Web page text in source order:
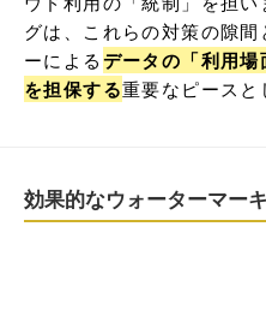
グは、これらの対策の隙
ーによるデータの「利用
を担保する重要なピースと
効果的なウォーターマー